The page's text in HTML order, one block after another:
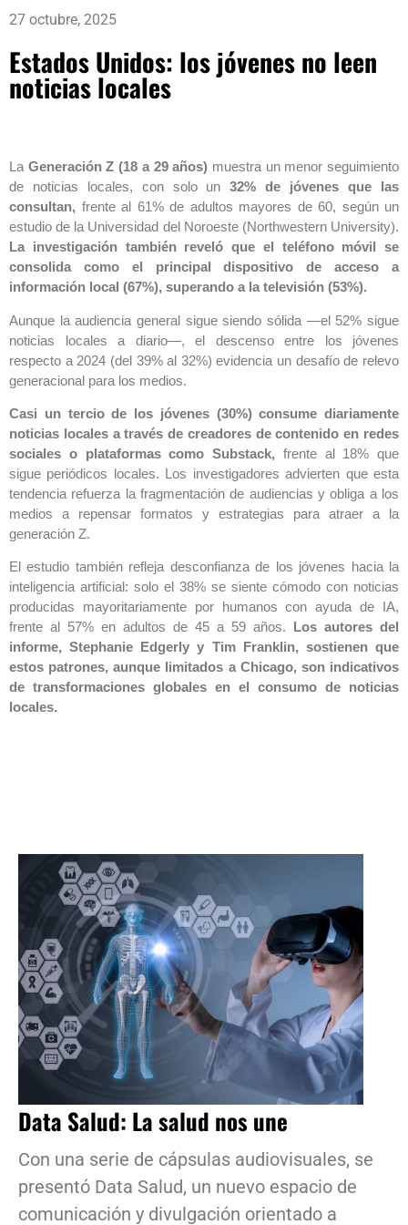
27 octubre, 2025
Estados Unidos: los jóvenes no leen
noticias locales
La Generación Z (18 a 29 años) muestra un menor seguimiento
de noticias locales, con solo un32% de jóvenes que las
consultan, frente al 61% de adultos mayores de 60, según un
estudio de la Universidad del Noroeste (Northwestern University).
La investigación también reveló que el teléfono móvil se
consolida como el principal dispositivo de acceso a
información local (67%), superando a la televisión (53%).
Aunque la audiencia general sigue siendo sólida —el 52% sigue
noticias locales a diario—, el descenso entre los jóvenes
respecto a 2024 (del 39% al 32%) evidencia un desafío de relevo
generacional para los medios.
Casi un tercio de los jóvenes (30%) consume diariamente
noticias locales a través de creadores de contenido en redes
sociales o plataformas como Substack, frente al 18% que
sigue periódicos locales. Los investigadores advierten que esta
tendencia refuerza la fragmentación de audiencias y obliga a los
medios a repensar formatos y estrategias para atraer a la
generación Z.
El estudio también refleja desconfianza de los jóvenes hacia la
inteligencia artificial: solo el 38% se siente cómodo con noticias
producidas mayoritariamente por humanos con ayuda de IA,
frente al 57% en adultos de 45 a 59 años.
Los autores del
informe, Stephanie Edgerly y Tim Franklin, sostienen que
estos patrones, aunque limitados a Chicago, son indicativos
de transformaciones globales en el consumo de noticias
locales.
Data Salud: La salud nos une
Con una serie de cápsulas audiovisuales, se
presentó Data Salud, un nuevo espacio de
comunicación y divulgación orientado a